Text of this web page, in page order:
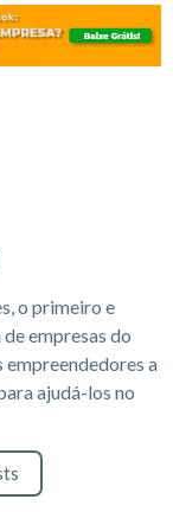
o primeiro e
empresas do
empreendedores a
ajudá-los no